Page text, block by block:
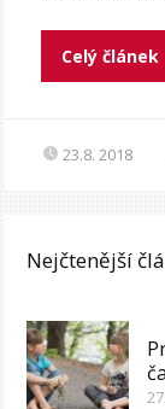
Celý článek
23.8. 2018
Nejčtenější